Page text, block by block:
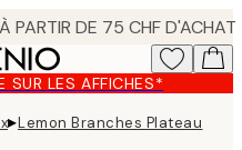
LES AFFICHES*
▸Lemon Branches Plateau